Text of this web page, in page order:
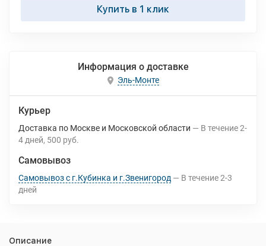
Купить в 1 клик
Информация о доставке
Эль-Монте
Курьер
Доставка по Москве и Московской области В течение2-
4 дней 500 руб.
Самовывоз
Самовывоз с г.Кубинка и г.Звенигород В течение2-3
дней
Описание